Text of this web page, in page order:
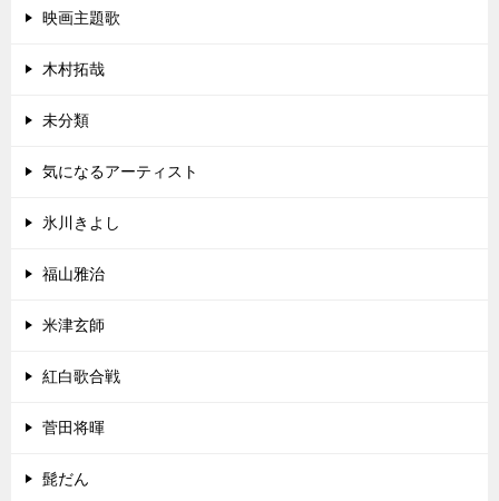
映画主題歌
木村拓哉
未分類
気になるアーティスト
氷川きよし
福山雅治
米津玄師
紅白歌合戦
菅田将暉
髭だん